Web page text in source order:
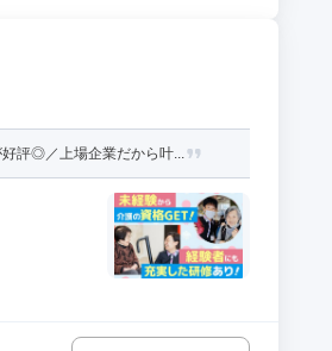
評◎／上場企業だから叶...